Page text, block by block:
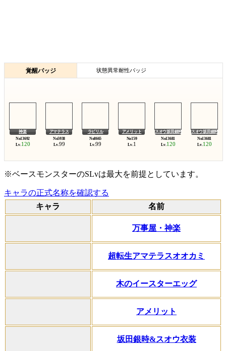
覚醒バッジ 状態異常耐性バッジ
神楽 アマテラス ラビリル アメリット スオウ坂田銀時 スオウ坂田銀時
Lv.120 Lv.99 Lv.99 Lv.1 Lv.120 Lv.120
※ベースモンスターのSLvは最大を前提としています。
キャラの正式名称を確認する
キャラ
名前
万事屋・神楽
超転生アマテラスオオカミ
木のイースターエッグ
アメリット
坂田銀時&スオウ衣装